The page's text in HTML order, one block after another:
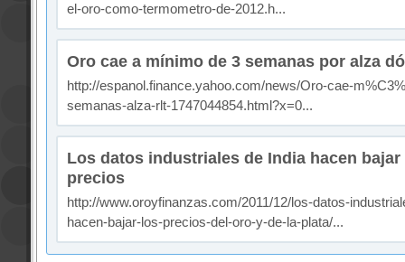
el-oro-como-termometro-de-2012.h...
Oro cae a mínimo de 3 semanas por alza
http://espanol.finance.yahoo.com/news/Oro-cae-
semanas-alza-rlt-1747044854.html?x=0...
Los datos industriales de India hacen bajar
precios
http://www.oroyfinanzas.com/2011/12/los-datos-
hacen-bajar-los-precios-del-oro-y-de-la-plata/...